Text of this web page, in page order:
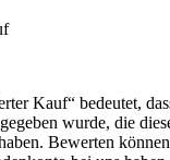
Kauf“ bedeutet,
wurde, die
Bewerten